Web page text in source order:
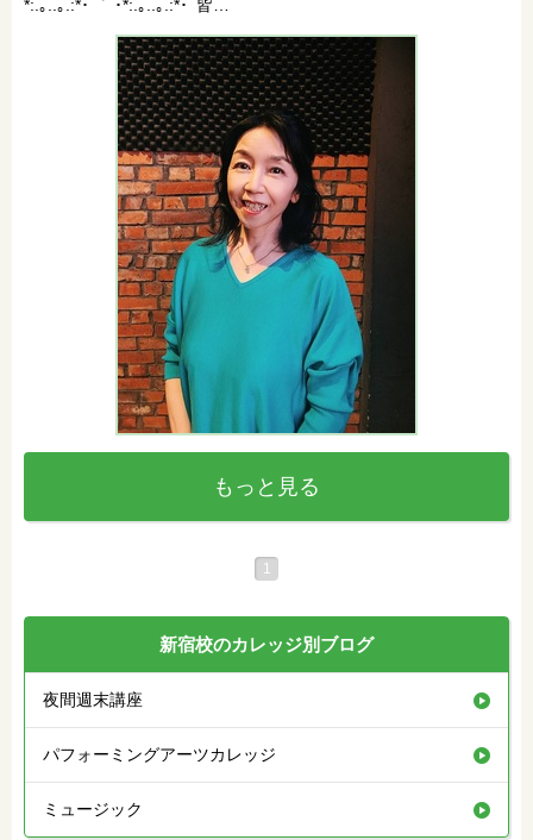
*:.｡..｡.:*･゜ﾟ･*:.｡..｡.:*･ﾟ皆…
もっと見る
1
新宿校のカレッジ別ブログ
夜間週末講座
パフォーミングアーツカレッジ
ミュージック